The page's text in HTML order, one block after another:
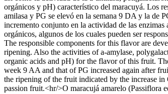
orgánicos y pH) característico del maracuyá. Los
amilasa y PG se elevó en la semana 9 DA y la de
incremento conjunto en la actividad de las
orgánicos, algunos de los cuales pueden ser
The responsible components for this flavor are
ripening. Also the activities of a-amylase,
organic acids and pH) for the flavor of this fruit.
week 9 AA and that of PG increased again after
the ripening of the fruit indicated by the increase
passion fruit.<hr/>O maracujá amarelo (Passiflora